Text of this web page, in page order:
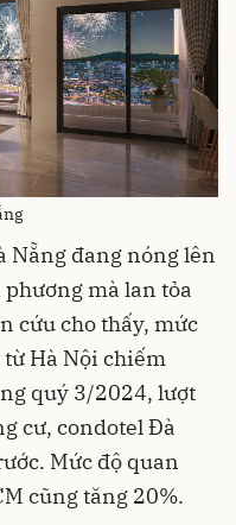
Nẵng đang nóng lên
mà lan tỏa
cứu cho thấy, mức
Hà Nội chiếm
quý 3/2024, lượt
cư, condotel Đà
Mức độ quan
cũng tăng 20%.